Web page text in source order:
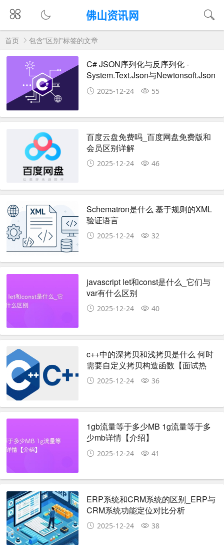
首页 包含"区别"标签的文章
C# JSON序列化与反序列化 -
System.Text.Json与Newtonsoft.Json
对比2025-12-24 55
百度云盘免费吗_百度网盘免费版和
会员区别详解
2025-12-24 46
Schematron是什么 基于规则的XML
验证语言
2025-12-24 32
javascript let和const是什么_它们与
var有什么区别
2025-12-24 40
c++中的深拷贝和浅拷贝是什么 何时
需要自定义拷贝构造函数【面试热
点】2025-12-24 36
1gb流量等于多少MB 1g流量等于多
少mb详情【介绍】
2025-12-24 41
ERP系统和CRM系统的区别_ERP与
CRM系统功能定位对比分析
2025-12-24 38